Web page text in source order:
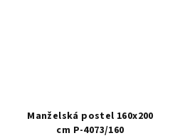
Manželská postel 160x200
cm P-4073/160